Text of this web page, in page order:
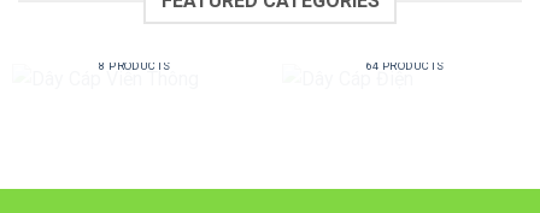
8 PRODUCTS 64 PRODUCTS